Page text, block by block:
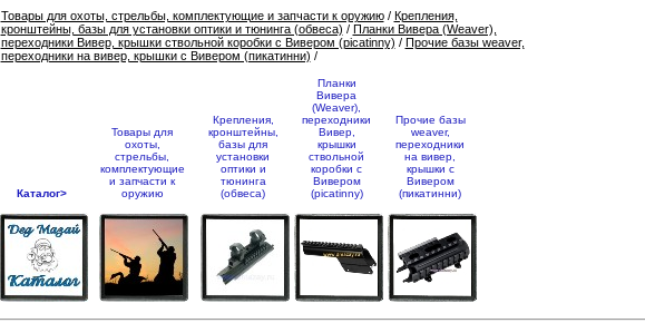
Товары для охоты, стрельбы, комплектующие и запчасти к оружию/ Крепления,
кронштейны, базы для установки оптики и тюнинга (обвеса) / Планки Вивера (Weaver),
переходники Вивер, крышки ствольной коробки с Вивером (picatinny) / Прочие базы weaver,
переходники на вивер, крышки с Вивером (пикатинни) /
Каталог>
Товары для
охоты,
стрельбы,
комплектующие
и запчасти к
оружию
Крепления,
кронштейны,
базы для
установки
оптики и
тюнинга
(обвеса)
Планки
Вивера
(Weaver),
переходники
Вивер,
крышки
ствольной
коробки с
Вивером
(picatinny)
Прочие базы
weaver,
переходники
на вивер,
крышки с
Вивером
(пикатинни)